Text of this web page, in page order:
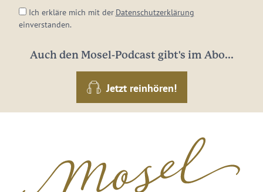
Ich erkläre mich mit der Datenschutzerklärung
einverstanden.
Auch den Mosel-Podcast gibt's im Abo...
Jetzt reinhören!